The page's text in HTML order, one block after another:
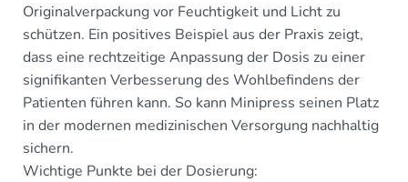
Originalverpackung vor Feuchtigkeit und Licht zu
schützen. Ein positives Beispiel aus der Praxis zeigt,
dass eine rechtzeitige Anpassung der Dosis zu einer
signifikanten Verbesserung des Wohlbefindens der
Patienten führen kann. So kann Minipress seinen Platz
in der modernen medizinischen Versorgung nachhaltig
sichern.
Wichtige Punkte bei der Dosierung: